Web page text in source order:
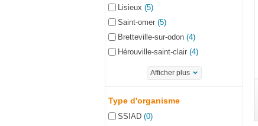
Lisieux (5)
Saint-omer (5)
Bretteville-sur-odon (4)
Hérouville-saint-clair (4)
Afficher plus
Type d'organisme
SSIAD (0)